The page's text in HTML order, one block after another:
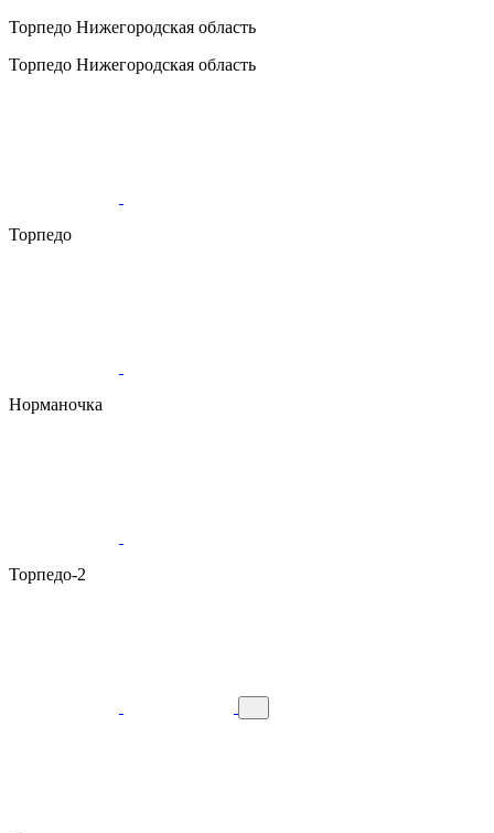
Торпедо Нижегородская область
Торпедо Нижегородская область
Торпедо
Норманочка
Торпедо-2